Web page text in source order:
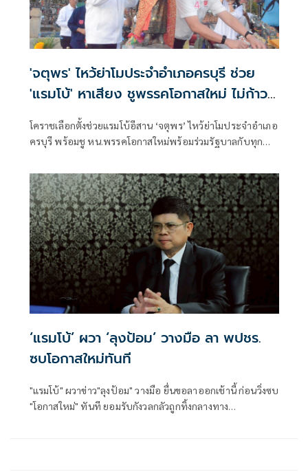
'จตุพร' ไหว้ย่าโมประจำอำเภอครบุรี ช่วย
'แรมโบ้' หาเสียง ชูพรรคโอกาสใหม่ ไม่ก้าว
ล่วงสถาบัน
โคราชเลือกตั้งช่วยแรมโบ้อีสาน ‘จตุพร’ ไหว้ย่าโมประจำอำเภอ
ครบุรี พร้อมชู หน.พรรคโอกาสใหม่พร้อมร่วมรัฐบาลกับทุก
‘แรมโบ้’ ผวา ‘ลุงป้อม’ วางมือ ลา พปชร.
ซบโอกาสใหม่ทันที
"แรมโบ้" ผวาข่าว"ลุงป้อม" วางมือ ยื่นขอลาออกเช้านี้ ก่อนวิ่งซบ
"โอกาสใหม่" ทันที ยอมรับกังวลกลัวถูกทิ้งกลางทาง